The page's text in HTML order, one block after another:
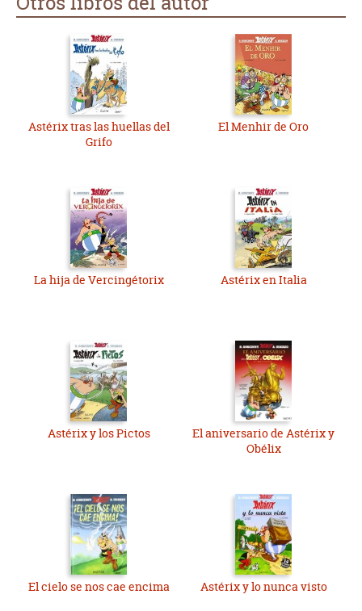
Astérix tras las huellas del
Grifo
El Menhir de Oro
La hija de Vercingétorix Astérix en Italia
Astérix y los Pictos
El aniversario de Astérix y
Obélix
El cielo se nos cae encima Astérix y lo nunca visto